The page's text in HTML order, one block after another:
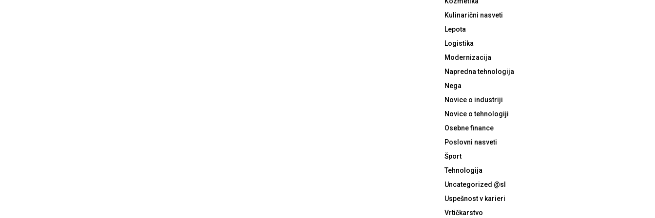
Kulinarični nasveti
Lepota
Logistika
Modernizacija
Napredna tehnologija
Nega
Novice o industriji
Novice o tehnologiji
Osebne finance
Poslovni nasveti
Šport
Tehnologija
Uncategorized @sl
Uspešnost v karieri
Vrtičkarstvo